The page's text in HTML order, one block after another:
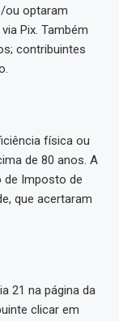
ou optaram
Pix. Também
contribuintes
física ou
de 80 anos. A
de Imposto de
que acertaram
21 na página da
clicar em